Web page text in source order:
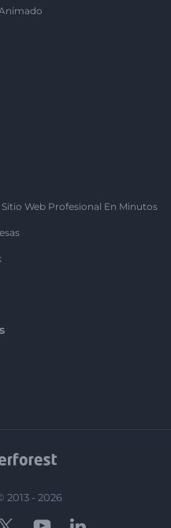
Web Profesional En Minutos
2013 - 2026